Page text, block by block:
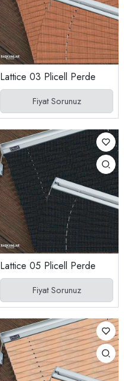
Lattice 03 Plicell Perde
Fiyat Sorunuz
Lattice 05 Plicell Perde
Fiyat Sorunuz